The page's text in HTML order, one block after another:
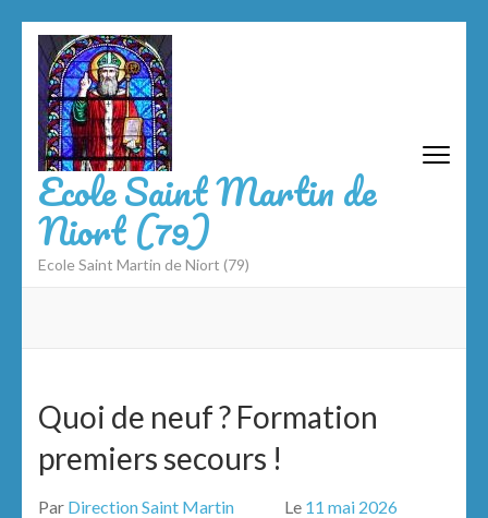
Aller
au
contenu
(Pressez
Entrée)
Ecole Saint Martin de
Niort (79)
Ecole Saint Martin de Niort (79)
Quoi de neuf ? Formation
premiers secours !
Par Direction Saint Martin Le 11 mai 2026